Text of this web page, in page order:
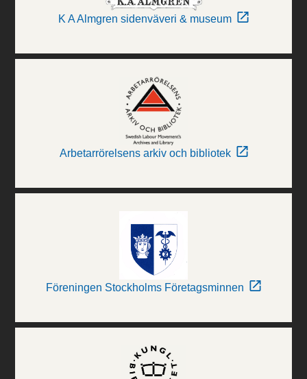
K A Almgren sidenväveri & museum
Arbetarrörelsens arkiv och bibliotek
Föreningen Stockholms Företagsminnen